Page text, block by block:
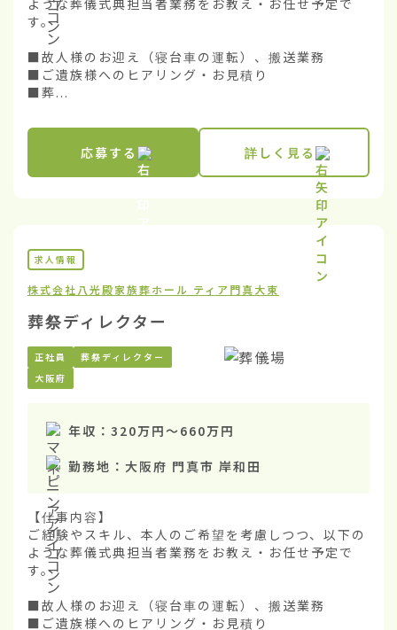
ような葬儀式典担当者業務をお教え・お任せ予定で
す。
■故人様のお迎え（寝台車の運転）、搬送業務
■ご遺族様へのヒアリング・お見積り
■葬...
応募する 詳しく見る
求人情報
株式会社八光殿家族葬ホール ティア門真大東
葬祭ディレクター
正社員
葬祭ディレクター
大阪府
年収： 320万円〜660万円
勤務地： 大阪府 門真市 岸和田
【仕事内容】
ご経験やスキル、本人のご希望を考慮しつつ、以下の
ような葬儀式典担当者業務をお教え・お任せ予定で
す。
■故人様のお迎え（寝台車の運転）、搬送業務
■ご遺族様へのヒアリング・お見積り